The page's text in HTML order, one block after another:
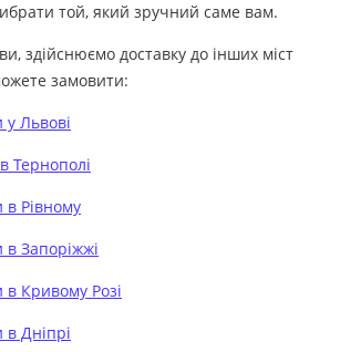
той, який зручний саме вам.
здійснюємо доставку до інших міст
замовити:
Львові
Тернополі
Рівному
Запоріжжі
Кривому Розі
Дніпрі